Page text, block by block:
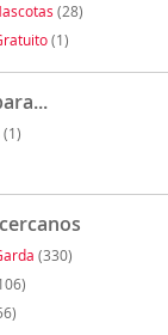
(28)
(1)
(1)
(330)